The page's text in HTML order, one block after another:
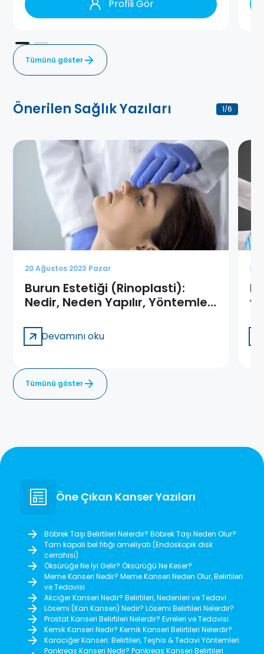
Profili Gör
Tümünü göster
Önerilen Sağlık Yazıları 1/6
20 Ağustos 2023 Pazar
Burun Estetiği (Rinoplasti):
Nedir, Neden Yapılır, Yöntemleri
Devamını oku
20
Tümünü göster
Öne Çıkan Kanser Yazıları
Böbrek Taşı Belirtileri Nelerdir? Böbrek Taşı Neden Olur?
Tam kapalı bel fıtığı ameliyatı (Endoskopik disk
cerrahisi)
Öksürüğe Ne İyi Gelir? Öksürüğü Ne Keser?
Meme Kanseri Nedir? Meme Kanseri Neden Olur, Belirtileri
ve Tedavisi
Akciğer Kanseri Nedir? Belirtileri, Nedenleri ve Tedavi
Lösemi (Kan Kanseri) Nedir? Lösemi Belirtileri Nelerdir?
Prostat Kanseri Belirtileri Nelerdir? Evreleri ve Tedavisi
Kemik Kanseri Nedir? Kemik Kanseri Belirtileri Nelerdir?
Karaciğer Kanseri: Belirtileri, Teşhis & Tedavi Yöntemleri
Pankreas Kanseri Nedir? Pankreas Kanseri Belirtileri